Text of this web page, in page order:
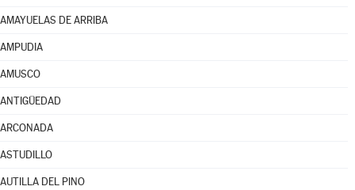
AMAYUELAS DE ARRIBA
AMPUDIA
AMUSCO
ANTIGÜEDAD
ARCONADA
ASTUDILLO
AUTILLA DEL PINO